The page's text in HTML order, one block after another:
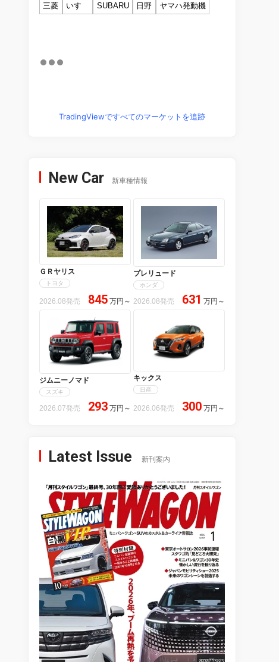
三菱
いすゞ SUBARU 日野 ヤマハ発動機
TradingViewですべてのマーケットを追跡
New Car 新車種情報
ＧＲヤリス
トヨタ
2026.08発売 845 万円 ～
プレリュード
ホンダ
2026.08発売 631 万円 ～
ジムニーノマド
スズキ
2026.07発売 293 万円 ～
キックス
日産
2026.06発売 300 万円 ～
Latest Issue 新刊案内